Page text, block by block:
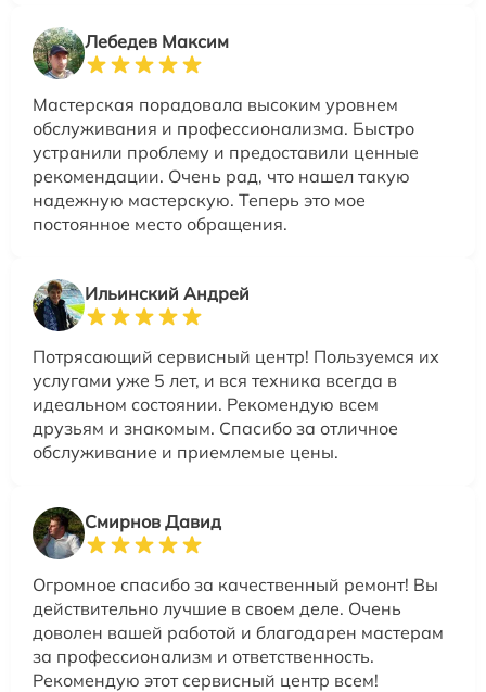
Лебедев Максим
Мастерская порадовала высоким уровнем
обслуживания и профессионализма. Быстро
устранили проблему и предоставили ценные
рекомендации. Очень рад, что нашел такую
надежную мастерскую. Теперь это мое
постоянное место обращения.
Ильинский Андрей
Потрясающий сервисный центр! Пользуемся их
услугами уже 5 лет, и вся техника всегда в
идеальном состоянии. Рекомендую всем
друзьям и знакомым. Спасибо за отличное
обслуживание и приемлемые цены.
Смирнов Давид
Огромное спасибо за качественный ремонт! Вы
действительно лучшие в своем деле. Очень
доволен вашей работой и благодарен мастерам
за профессионализм и ответственность.
Рекомендую этот сервисный центр всем!